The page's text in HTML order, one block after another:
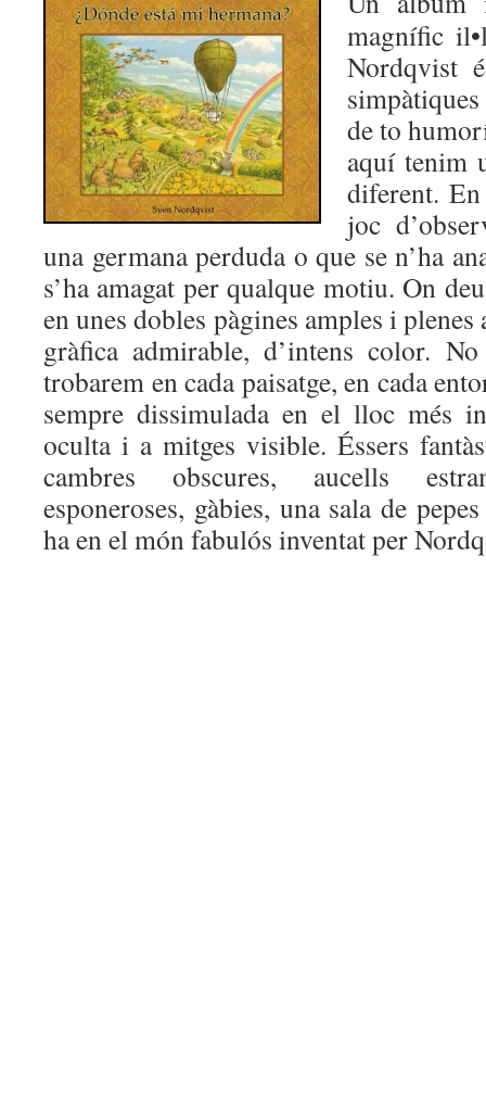
magnífic
Nordqvist
de to
aquí tenim
diferent.
joc
una germana perduda o que se n’ha
s’ha amagat per qualque motiu. On
en unes dobles pàgines amples i
gràfica admirable, d’intens color.
trobarem en cada paisatge, en cada
sempre dissimulada en el lloc més
oculta i a mitges visible. Éssers
cambres obscures, aucells
esponeroses, gàbies, una sala de
ha en el món fabulós inventat per